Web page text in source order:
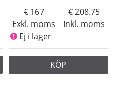
Exkl. moms
167
Inkl. moms
208.75
Ej i lager
KÖP